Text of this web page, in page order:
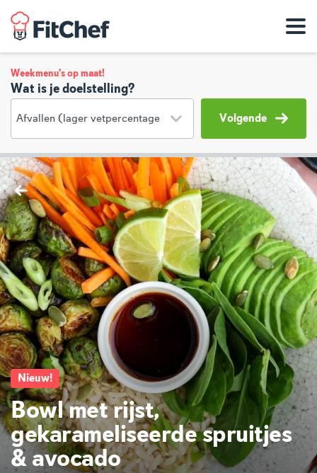
Weekmenu's op maat!
Wat is je doelstelling?
Volgende
Nieuw!
Bowl met rijst,
gekarameliseerde spruitjes
& avocado